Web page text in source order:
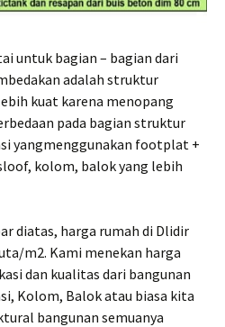
untuk bagian – bagian dari
adalah struktur
kuat karena menopang
pada bagian struktur
yangmenggunakan footplat +
kolom, balok yang lebih
diatas, harga rumah di Dlidir
m2. Kami menekan harga
dan kualitas dari bangunan
Kolom, Balok atau biasa kita
bangunan semuanya